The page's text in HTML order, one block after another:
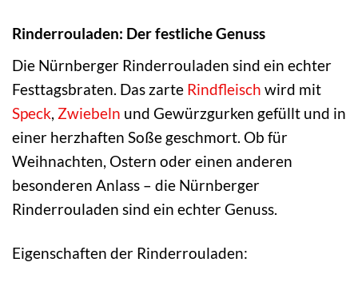
Rinderrouladen: Der festliche Genuss
Die Nürnberger Rinderrouladen sind ein echter
Festtagsbraten. Das zarte Rindfleisch wird mit
Speck, Zwiebeln und Gewürzgurken gefüllt und in
einer herzhaften Soße geschmort. Ob für
Weihnachten, Ostern oder einen anderen
besonderen Anlass – die Nürnberger
Rinderrouladen sind ein echter Genuss.
Eigenschaften der Rinderrouladen: